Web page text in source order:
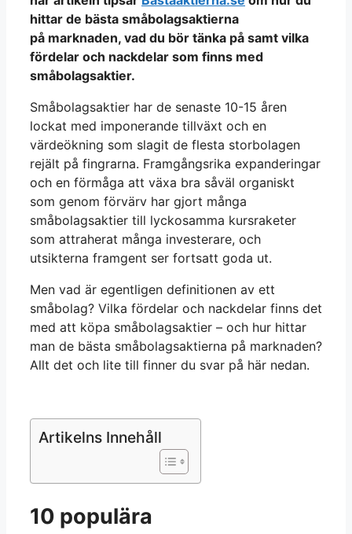
hittar de bästa småbolagsaktierna
på marknaden, vad du bör tänka på samt vilka
fördelar och nackdelar som finns med
småbolagsaktier.
Småbolagsaktier har de senaste 10-15 åren
lockat med imponerande tillväxt och en
värdeökning som slagit de flesta storbolagen
rejält på fingrarna. Framgångsrika expanderingar
och en förmåga att växa bra såväl organiskt
som genom förvärv har gjort många
småbolagsaktier till lyckosamma kursraketer
som attraherat många investerare, och
utsikterna framgent ser fortsatt goda ut.
Men vad är egentligen definitionen av ett
småbolag? Vilka fördelar och nackdelar finns det
med att köpa småbolagsaktier – och hur hittar
man de bästa småbolagsaktierna på marknaden?
Allt det och lite till finner du svar på här nedan.
Artikelns Innehåll
10 populära